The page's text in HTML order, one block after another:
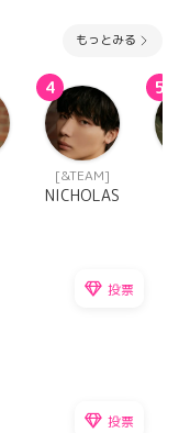
もっとみる
4
[&TEAM]
NICHOLAS
5
投票
投票